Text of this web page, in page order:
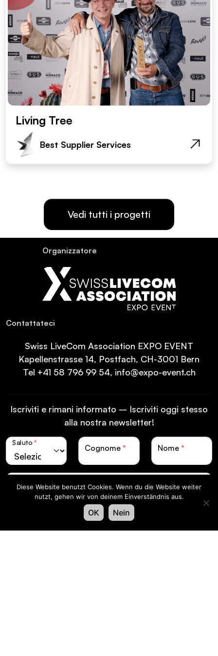
Living Tree
Best Supplier Services
Vedi tutti i progetti
Or­ganiz­za­tore
Con­tat­ta­teci
Swiss LiveCom Association EXPO EVENT
Kapellenstrasse 14, Postfach, CH-3001 Bern
Tel +41 58 796 99 54, info@expo-event.ch
Iscriviti e rimani informato – Iscriviti oggi stesso
alla nostra newsletter!
Saluto *
Cognome * Nome *
Accedi
Diese Website benutzt Cookies. Wenn du die Website weiter
nutzt, gehen wir von deinem Einverständnis aus.
OK Nein